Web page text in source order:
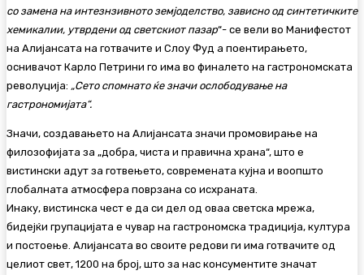
со замена на интезнзивното земјоделство, зависно од синтетичките
хемикалии, утврдени од светскиот пазар“- се вели во Mанифестот
на Алијансата на готвачите и Слоу Фуд а поентирањето,
оснивачот Карло Петрини го има во финалето на гастрономската
револуција: „Сето спомнато ќе значи ослободување на
гастрономијата“.
Значи, создавањето на Алијансата значи промовирање на
филозофијата за „добра, чиста и правична храна“, што е
вистински адут за готвењето, современата кујна и воопшто
глобалната атмосфера поврзана со исхраната.
Инаку, вистинска чест е да си дел од оваа светска мрежа,
бидејќи групацијата е чувар на гастрономска традиција, култура
и постоење. Алијансата во своите редови ги има готвачите од
целиот свет, 1200 на број, што за нас консументите значат